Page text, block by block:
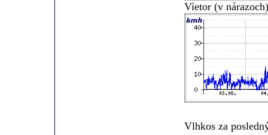
Vietor (v
Vlhkos za